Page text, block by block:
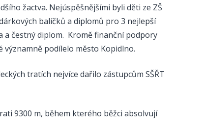
žactva. Nejúspěšnějšími byli děti ze ZŠ
balíčků a diplomů pro 3 nejlepší
a čestný diplom. Kromě finanční podpory
podílelo město Kopidlno.
tratích nejvíce dařilo zástupcům SŠŘT
9300 m, během kterého běžci absolvují